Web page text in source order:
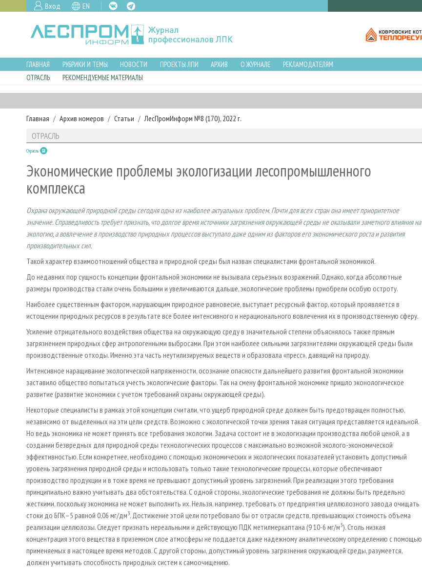
Вход EN
ГЛАВНАЯ РУБРИКИ И ТЕМЫ НОВОСТИ ПРОЕКТЫ ЛПИ АРХИВ О ЖУРНАЛЕ
РЕКЛАМОДАТЕЛЯМ
ОТРАСЛЬ
РЕКОМЕНДУЕМЫЕ МАТЕРИАЛЫ
Главная Архив номеров Статьи ЛесПромИнформ №8 (170), 2022 г.
ОТРАСЛЬ
Отрасль
Экономические проблемы экологизации лесопромышленного
комплекса
Охрана окружающей природной среды сегодня одна из наиболее актуальных проблем. Почти для всех стран она имеет приоритетное
значение. Справедливость требует признать, что долгое время источники загрязнения окружающей среды не оказывали заметного влияния на
экологию, а вовлечение в производство природных процессов выступало даже одним из факторов его экономического роста и развития
производительных сил.
Такой характер взаимоотношений общества и природной среды был назван специалистами фронтальной экономикой.
До недавних пор сущность концепции фронтальной экономики не вызывала серьезных возражений. Однако, когда абсолютные
размеры производства стали очень большими и увеличиваются дальше, экологические проблемы приобрели особую остроту.
Наиболее существенным фактором, нарушающим природное равновесие, выступает ресурсный фактор, который проявляется в
истощении природных ресурсов в результате все более интенсивного и нерационального вовлечения их в производственную сферу.
Усиление отрицательного воздействия общества на окружающую среду в значительной степени объяснялось также прямым
загрязнением природных сфер антропогенными выбросами. При этом наиболее сильными загрязнителями окружающей среды были
производственные отходы. Именно эта часть неутилизируемых веществ и образовала «пресс», давящий на природу.
Интенсивное наращивание экологической напряженности, осознание опасности дальнейшего развития фронтальной экономики
заставило общество попытаться учесть экологические факторы. Так на смену фронтальной экономике пришло эконологическое
развитие (развитие экономики с учетом требований охраны окружающей среды).
Некоторые специалисты в рамках этой концепции считали, что ущерб природной среде должен быть предотвращен полностью,
независимо от выделенных на эти цели средств. Возможно с экологической точки зрения такая ситуация представляется идеальной.
Но ведь экономика не может принять все требования экологии. Задача состоит не в экологизации производства любой ценой, а в
создании безвредных для природной среды технологических процессов с максимально возможной эколого-экономической
эффективностью. Если конкретнее, необходимо с помощью экономических и экологических показателей установить допустимый
уровень загрязнения природной среды и использовать только такие технологические процессы, которые обеспечивают
производство продукции и в тоже время не превышают допустимый уровень загрязнений. При реализации этого требования
принципиально важно учитывать два обстоятельства. С одной стороны, экологические требования не должны быть предельно
жесткими, поскольку экономика не может выполнить их. Нельзя, например, требовать от предприятия целлюлозного завода очищать
стоки до БПК–5 равной 0,06 мг/дм3. Достижение этой цели потребовало бы от отрасли средств, превышающих стоимость объема
реализации целлюлозы. Следует признать нереальными и действующую ПДК метилмеркаптана (9 10-6 мг/м3). Столь низкая
концентрация этого вещества в приземном слое атмосферы не поддается даже надежному аналитическому определению с помощью
применяемых в настоящее время методов. С другой стороны, допустимый уровень загрязнения окружающей среды, разумеется,
должен учитывать способность природных систем к самоочищению.